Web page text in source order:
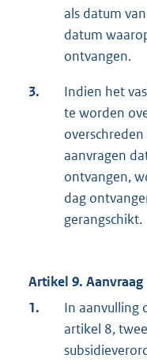
als datum
datum
ontvangen.
3.
Indien het
te worden
aanvragen
ontvangen,
dag
gerangschikt.
Artikel 9. Aanvraag
1.
In aanvulling
artikel 8,